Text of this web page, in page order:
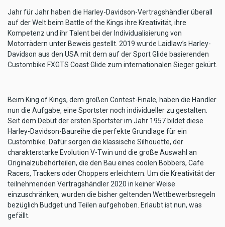
Jahr für Jahr haben die Harley-Davidson-Vertragshändler überall
auf der Welt beim Battle of the Kings ihre Kreativität, ihre
Kompetenz und ihr Talent bei der Individualisierung von
Motorrädern unter Beweis gestellt. 2019 wurde Laidlaw’s Harley-
Davidson aus den USA mit dem auf der Sport Glide basierenden
Custombike FXGTS Coast Glide zum internationalen Sieger gekürt.
Beim King of Kings, dem großen Contest-Finale, haben die Händler
nun die Aufgabe, eine Sportster noch individueller zu gestalten.
Seit dem Debüt der ersten Sportster im Jahr 1957 bildet diese
Harley-Davidson-Baureihe die perfekte Grundlage für ein
Custombike. Dafür sorgen die klassische Silhouette, der
charakterstarke Evolution V-Twin und die große Auswahl an
Originalzubehörteilen, die den Bau eines coolen Bobbers, Cafe
Racers, Trackers oder Choppers erleichtern. Um die Kreativität der
teilnehmenden Vertragshändler 2020 in keiner Weise
einzuschränken, wurden die bisher geltenden Wettbewerbsregeln
bezüglich Budget und Teilen aufgehoben. Erlaubt ist nun, was
gefällt.